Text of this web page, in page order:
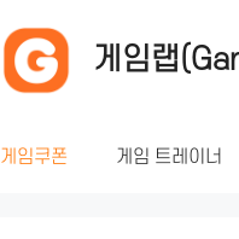
게임랩
게임쿠폰 게임 트레이너